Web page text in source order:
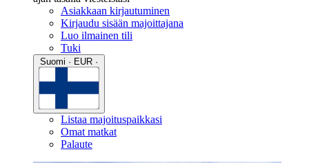
Asiakkaan kirjautuminen
Kirjaudu sisään majoittajana
Luo ilmainen tili
Tuki
Listaa majoituspaikkasi
Omat matkat
Palaute